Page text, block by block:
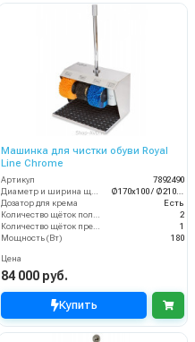
Машинка для чистки обуви Royal
Line Chrome
Артикул
7892490
Ø170х100 / Ø210х100
Дозатор для крема
Есть
2
1
Мощность (Вт)
180
Цена
84 000 руб.
Купить